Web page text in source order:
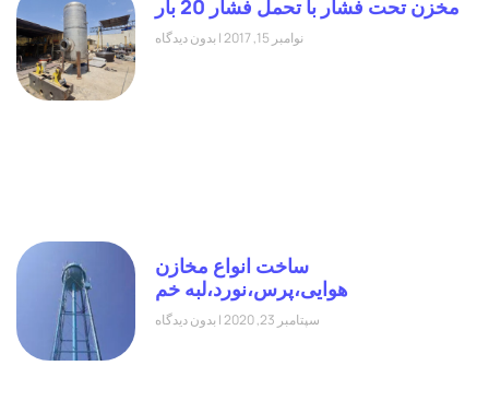
مخزن تحت فشار با تحمل فشار 20 بار
نوامبر 15, 2017 بدون دیدگاه
ساخت انواع مخازن
هوایی،پرس،نورد،لبه خم
سپتامبر 23, 2020 بدون دیدگاه